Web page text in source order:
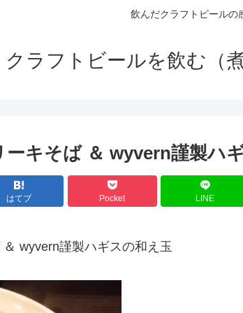
飲んだクラフトビールの
クラフトビールを飲む（
キそば ＆ wyvern謹製ハ
はてブ Pocket LINE
wyvern謹製ハギスの和え玉